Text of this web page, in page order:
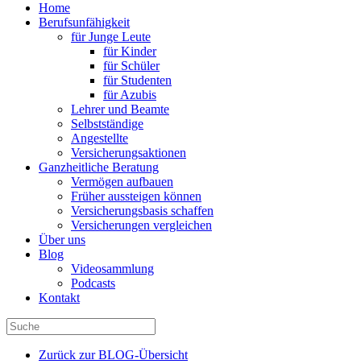
Home
Berufsunfähigkeit
für Junge Leute
für Kinder
für Schüler
für Studenten
für Azubis
Lehrer und Beamte
Selbstständige
Angestellte
Versicherungsaktionen
Ganzheitliche Beratung
Vermögen aufbauen
Früher aussteigen können
Versicherungsbasis schaffen
Versicherungen vergleichen
Über uns
Blog
Videosammlung
Podcasts
Kontakt
Zurück zur BLOG-Übersicht